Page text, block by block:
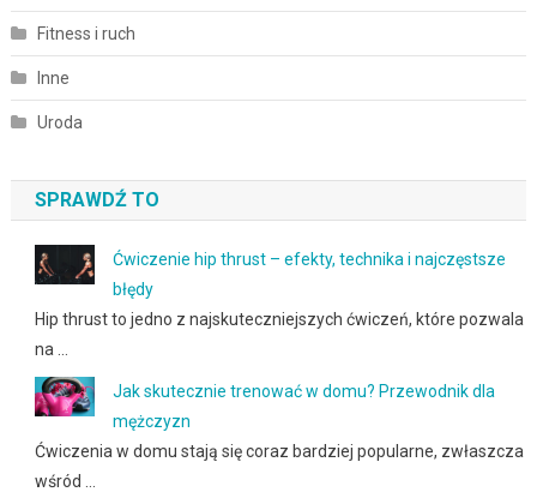
Fitness i ruch
Inne
Uroda
SPRAWDŹ TO
Ćwiczenie hip thrust – efekty, technika i najczęstsze
błędy
Hip thrust to jedno z najskuteczniejszych ćwiczeń, które pozwala
na …
Jak skutecznie trenować w domu? Przewodnik dla
mężczyzn
Ćwiczenia w domu stają się coraz bardziej popularne, zwłaszcza
wśród …